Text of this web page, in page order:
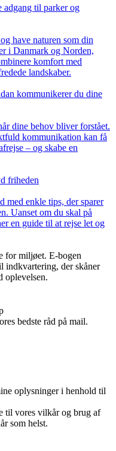
adgang til parker og
have naturen som din
i Danmark og Norden,
komfort med
landskaber.
kommunikerer du dine
dine behov bliver forstået.
kommunikation kan få
– og skabe en
friheden
enkle tips, der sparer
Uanset om du skal på
en guide til at rejse let og
for miljøet. E-bogen
indkvartering, der skåner
oplevelsen.
bedste råd på mail.
oplysninger i henhold til
til vores vilkår og brug af
som helst.